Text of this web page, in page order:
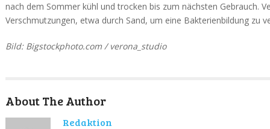
nach dem Sommer kühl und trocken bis zum nächsten Gebrauch.
Verschmutzungen, etwa durch Sand, um eine Bakterienbildung zu
Bild: Bigstockphoto.com / verona_studio
About The Author
Redaktion